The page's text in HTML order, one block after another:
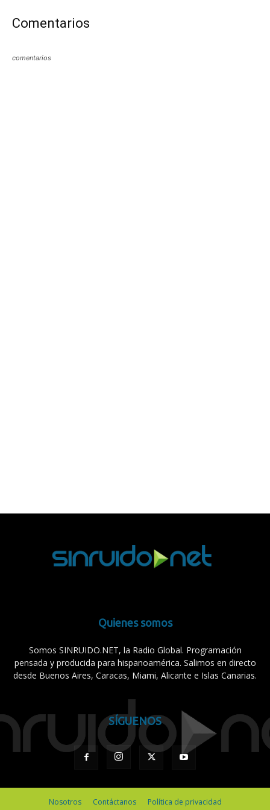
Comentarios
comentarios
Quienes somos
Somos SINRUIDO.NET, la Radio Global. Programación
pensada y producida para hispanoamérica. Salimos en directo
desde Buenos Aires, Caracas, Miami, Alicante e Islas Canarias.
SÍGUENOS
Nosotros Contáctanos Política de privacidad